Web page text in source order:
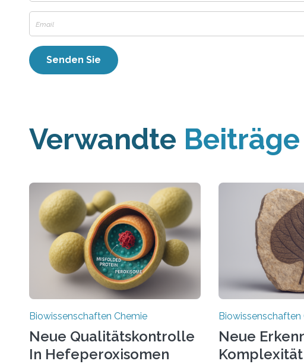
Verwandte Beiträge
Biowissenschaften Chemie
Neue Qualitätskontrolle
In Hefeperoxisomen
Biowissenschaften
Neue